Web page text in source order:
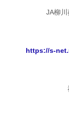
JA柳川
https://s-